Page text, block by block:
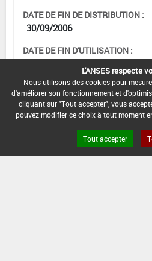
DATE DE FIN DE DISTRIBUTION :
30/09/2006
DATE DE FIN D'UTILISATION :
30/06/2007
L'ANSES respecte
Nous utilisons des cookies pour
d'améliorer son fonctionnement et
cliquant sur "Tout accepter", vous
pouvez modifier ce choix à tout moment
Tout accepter